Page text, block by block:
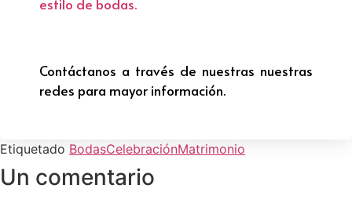
estilo de bodas.
Contáctanos a través de nuestras nuestras
redes para mayor información.
Etiquetado BodasCelebraciónMatrimonio
Un comentario